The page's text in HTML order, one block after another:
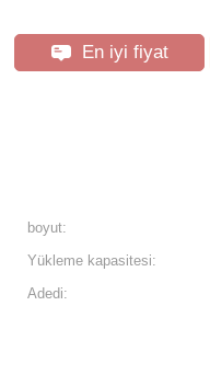
En iyi fiyat
boyut:
Yükleme kapasitesi:
Adedi: